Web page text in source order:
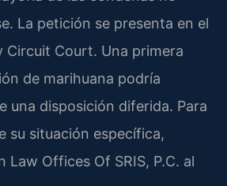
La petición se presenta en el
Circuit Court. Una primera
de marihuana podría
una disposición diferida. Para
su situación específica,
Law Offices Of SRIS, P.C. al